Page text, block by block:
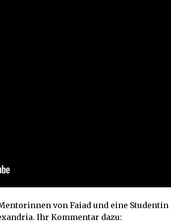
von Faiad und eine Studentin
Ihr Kommentar dazu: